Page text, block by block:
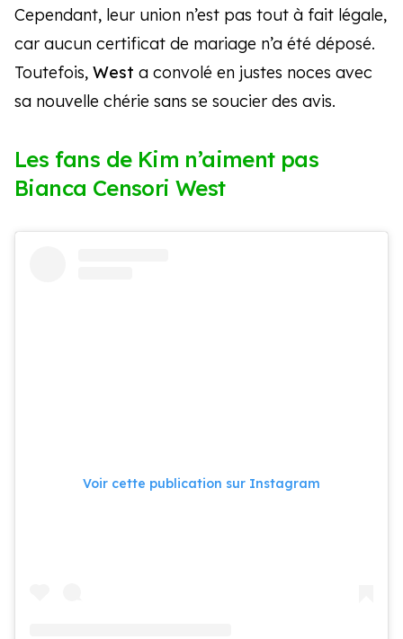
Cependant, leur union n’est pas tout à fait légale,
car aucun certificat de mariage n’a été déposé.
Toutefois, West a convolé en justes noces avec
sa nouvelle chérie sans se soucier des avis.
Les fans de Kim n’aiment pas
Bianca Censori West
Voir cette publication sur Instagram